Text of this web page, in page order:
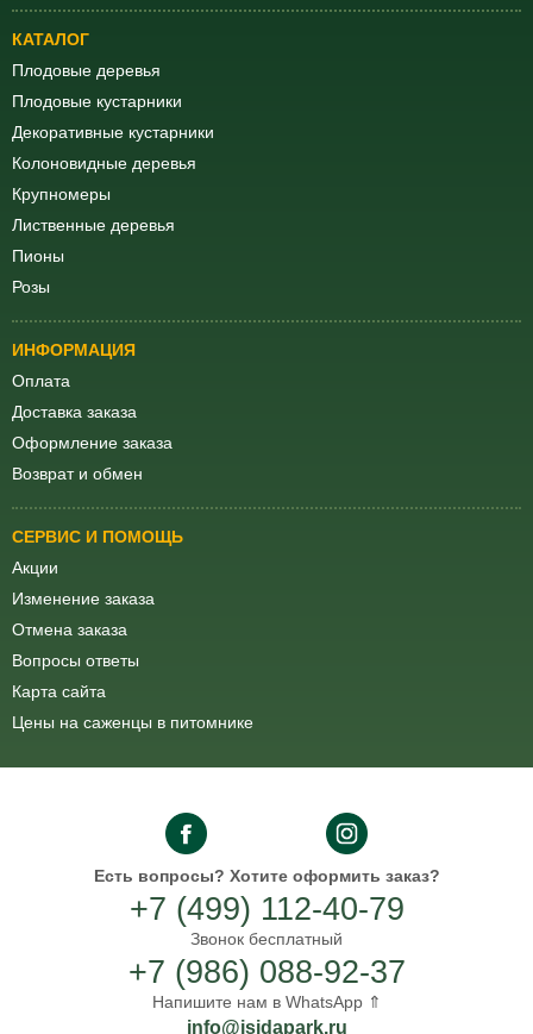
КАТАЛОГ
Плодовые деревья
Плодовые кустарники
Декоративные кустарники
Колоновидные деревья
Крупномеры
Лиственные деревья
Пионы
Розы
ИНФОРМАЦИЯ
Оплата
Доставка заказа
Оформление заказа
Возврат и обмен
СЕРВИС И ПОМОЩЬ
Акции
Изменение заказа
Отмена заказа
Вопросы ответы
Карта сайта
Цены на саженцы в питомнике
Есть вопросы? Хотите оформить заказ?
+7 (499) 112-40-79
Звонок бесплатный
+7 (986) 088-92-37
Напишите нам в WhatsApp ⇑
info@isidapark.ru